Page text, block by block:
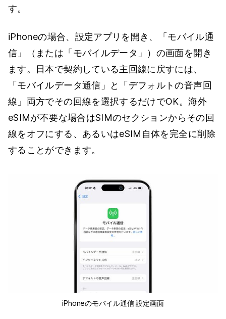
す。
iPhoneの場合、設定アプリを開き、「モバイル通
信」（または「モバイルデータ」）の画面を開き
ます。日本で契約している主回線に戻すには、
「モバイルデータ通信」と「デフォルトの音声回
線」両方でその回線を選択するだけでOK。海外
eSIMが不要な場合はSIMのセクションからその回
線をオフにする、あるいはeSIM自体を完全に削除
することができます。
iPhoneのモバイル通信 設定画面